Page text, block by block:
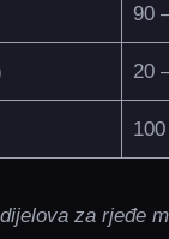
90
20
za rjeđe